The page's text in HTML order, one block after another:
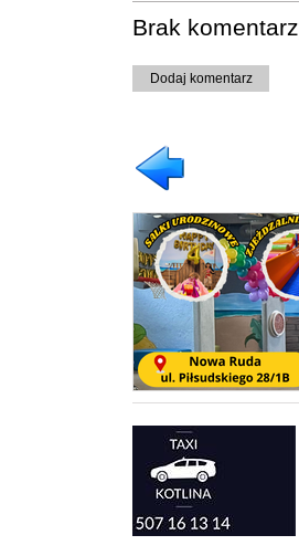
Brak
Dodaj komentarz